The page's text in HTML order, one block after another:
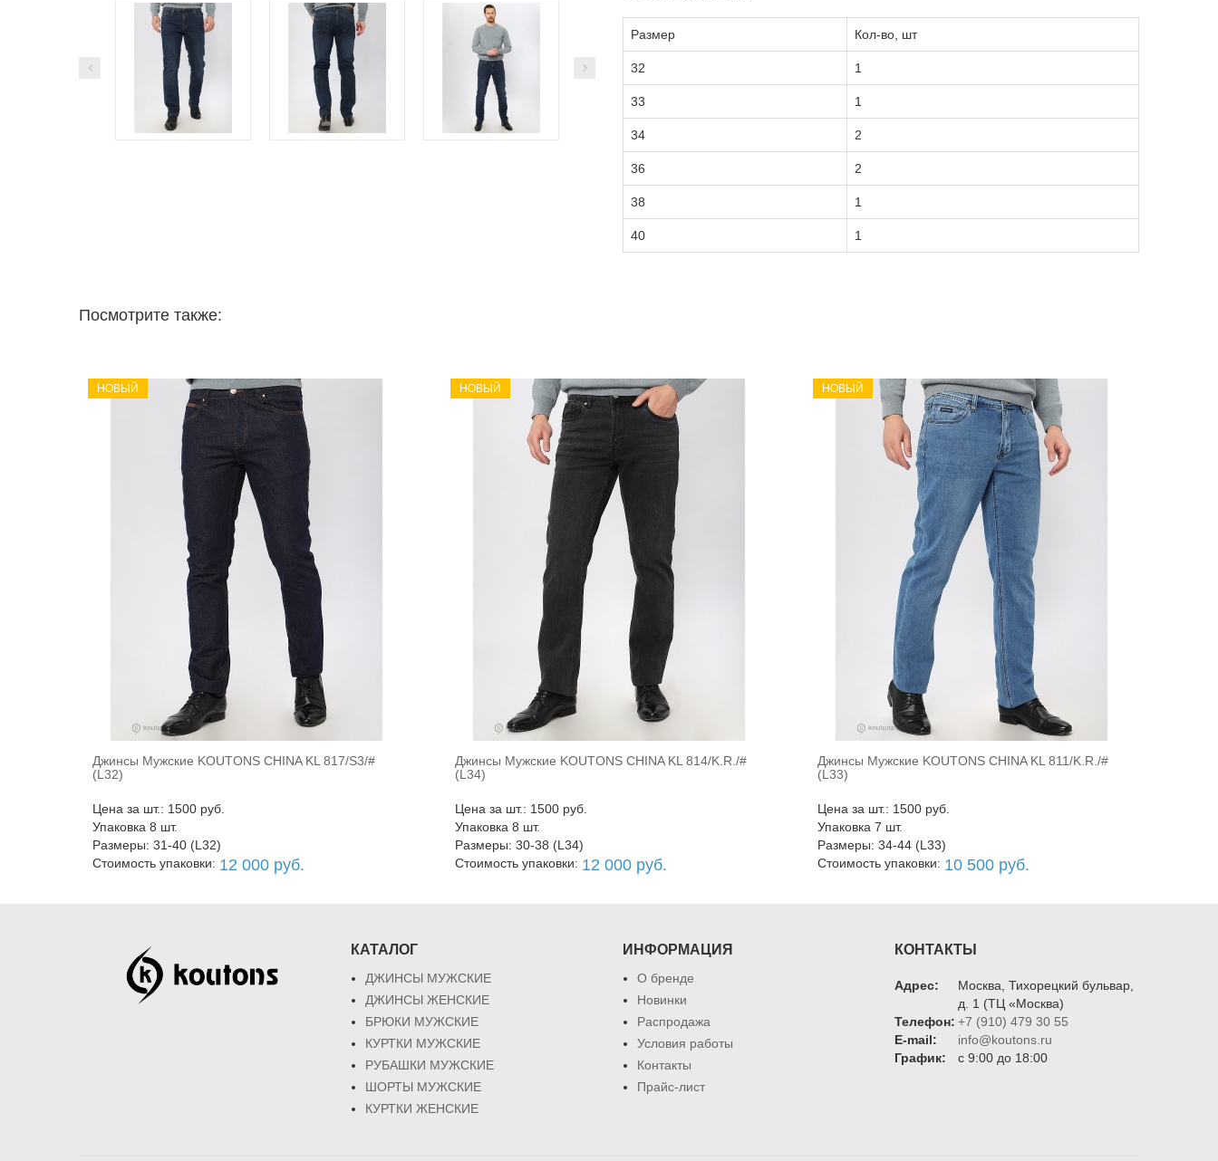
Размер Кол-во, шт
32 1
33 1
34 2
36 2
38 1
40 1
Посмотрите также:
В корзину
НОВЫЙ
Джинсы Мужские KOUTONS CHINA KL 817/S3/#
(L32)
Цена за шт.: 1500 руб.
Упаковка 8 шт.
Размеры: 31-40 (L32)
Стоимость упаковки: 12 000 руб.
В корзину
НОВЫЙ
Джинсы Мужские KOUTONS CHINA KL 814/K.R./#
(L34)
Цена за шт.: 1500 руб.
Упаковка 8 шт.
Размеры: 30-38 (L34)
Стоимость упаковки: 12 000 руб.
В корзину
НОВЫЙ
Джинсы Мужские KOUTONS CHINA KL 811/K.R./#
(L33)
Цена за шт.: 1500 руб.
Упаковка 7 шт.
Размеры: 34-44 (L33)
Стоимость упаковки: 10 500 руб.
КАТАЛОГ
ДЖИНСЫ МУЖСКИЕ
ДЖИНСЫ ЖЕНСКИЕ
БРЮКИ МУЖСКИЕ
КУРТКИ МУЖСКИЕ
РУБАШКИ МУЖСКИЕ
ШОРТЫ МУЖСКИЕ
КУРТКИ ЖЕНСКИЕ
ИНФОРМАЦИЯ
О бренде
Новинки
Распродажа
Условия работы
Контакты
Прайс-лист
КОНТАКТЫ
Адрес:
Москва, Тихорецкий бульвар,
д. 1 (ТЦ «Москва)
Телефон: +7 (910) 479 30 55
E-mail:
info@koutons.ru
График:
c 9:00 до 18:00